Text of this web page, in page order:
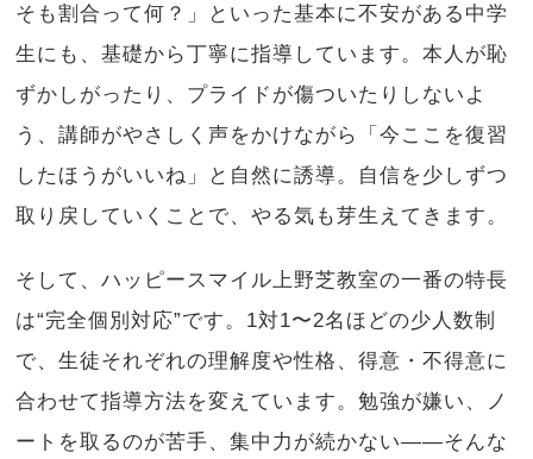
そも割合って何？」といった基本に不安がある中学
生にも、基礎から丁寧に指導しています。本人が恥
ずかしがったり、プライドが傷ついたりしないよ
う、講師がやさしく声をかけながら「今ここを復習
したほうがいいね」と自然に誘導。自信を少しずつ
取り戻していくことで、やる気も芽生えてきます。
そして、ハッピースマイル上野芝教室の一番の特長
は“完全個別対応”です。1対1〜2名ほどの少人数制
で、生徒それぞれの理解度や性格、得意・不得意に
合わせて指導方法を変えています。勉強が嫌い、ノ
ートを取るのが苦手、集中力が続かない——そんな